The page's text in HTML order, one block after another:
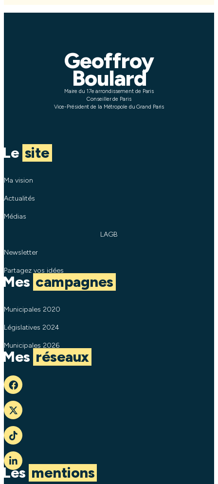
Geoffroy
Boulard
Maire du 17e arrondissement de Paris
Conseiller de Paris
Vice-Président de la Métropole du Grand Paris
Le site
Ma vision
Actualités
Médias
LAGB
Newsletter
Partagez vos idées
Mes campagnes
Municipales 2020
Législatives 2024
Municipales 2026
Mes réseaux
Les mentions